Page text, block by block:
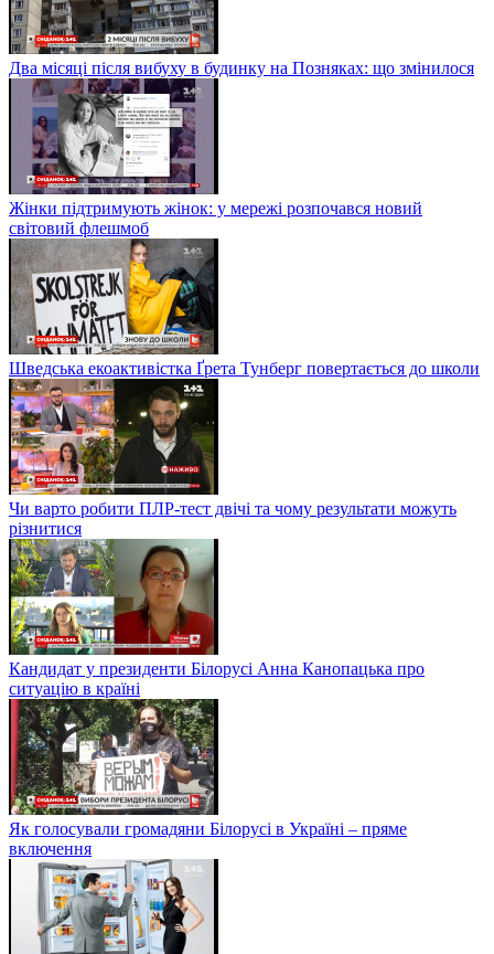
Два місяці після вибуху в будинку на Позняках: що змінилося
Жінки підтримують жінок: у мережі розпочався новий
світовий флешмоб
Шведська екоактивістка Ґрета Тунберг повертається до школи
Чи варто робити ПЛР-тест двічі та чому результати можуть
різнитися
Кандидат у президенти Білорусі Анна Канопацька про
ситуацію в країні
Як голосували громадяни Білорусі в Україні – пряме
включення